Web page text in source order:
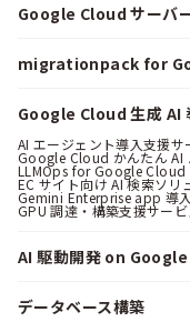
Google Cloud サーバ
migrationpack for
Google Cloud 生成 AI
AI エージェント導入支援サ
Google Cloud かんたん AI
LLMOps for Google Cloud
EC サイト向け AI 検索ソリ
Gemini Enterprise app 導
GPU 調達・構築支援サー
AI 駆動開発 on
データベース構築